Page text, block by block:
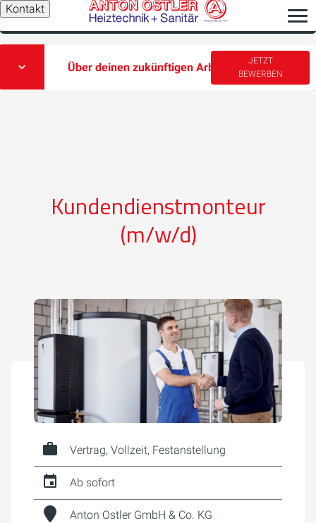
Kontakt
Über deinen zukünftigen ArbeitsplatzJETZT
BEWERBEN
Kundendienstmonteur
(m/w/d)
Vertrag, Vollzeit, Festanstellung
Ab sofort
Anton Ostler GmbH & Co. KG